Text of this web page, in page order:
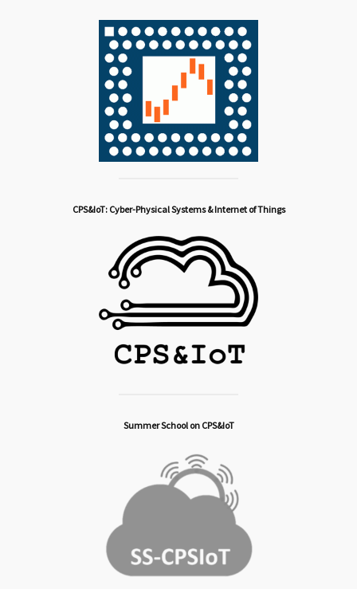
CPS&IoT: Cyber-Physical Systems & Internet of Things
Summer School on CPS&IoT